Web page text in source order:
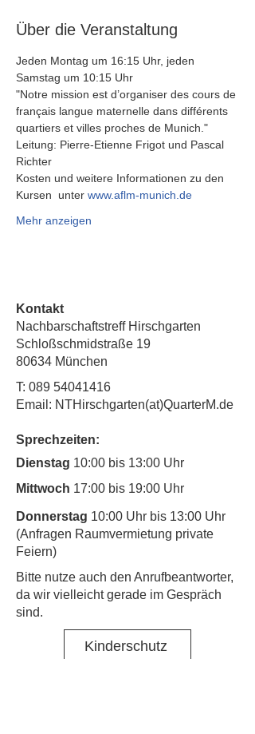
Über die Veranstaltung
Jeden Montag um 16:15 Uhr, jeden
Samstag um 10:15 Uhr
"Notre mission est d’organiser des cours de
français langue maternelle dans différents
quartiers et villes proches de Munich."
Leitung: Pierre-Etienne Frigot und Pascal
Richter
Kosten und weitere Informationen zu den
Kursen  unter www.aflm-munich.de
Mehr anzeigen
Kontakt
Nachbarschaftstreff Hirschgarten
Schloßschmidstraße 19
80634 München
T: 089 54041416
Email: NTHirschgarten(at)QuarterM.de
Sprechzeiten:
Dienstag 10:00 bis 13:00 Uhr
Mittwoch 17:00 bis 19:00 Uhr
Donnerstag 10:00 Uhr bis 13:00 Uhr
(Anfragen Raumvermietung private
Feiern)
​Bitte nutze auch den Anrufbeantworter,
da wir vielleicht gerade im Gespräch
sind.
Kinderschutz